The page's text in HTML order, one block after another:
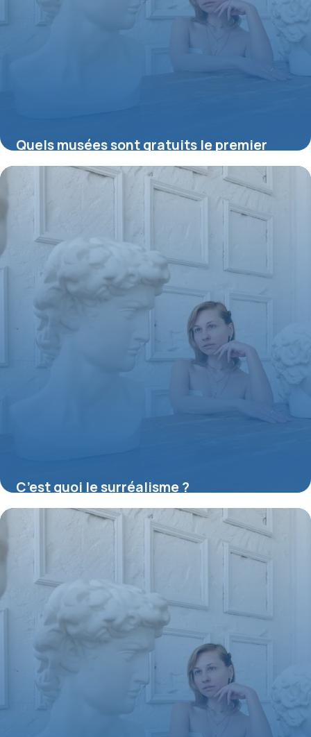
Quels musées sont gratuits le premier
dimanche du mois ?
C’est quoi le surréalisme ?
16 juillet 2026